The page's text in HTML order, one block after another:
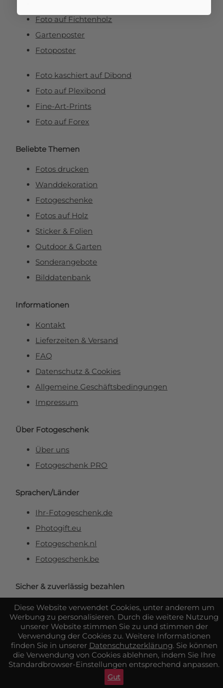
Diese Website verwendet Cookies, unter anderem um
Werbung zu personalisieren. Durch die weitere Nutzung
unserer Website stimmen Sie zu und stimmen der
Verwendung der Cookies zu. Weitere Informationen
finden Sie in unserer Datenschutzerklärung. Sie können
die Verwendung von Cookies ablehnen, indem Sie Ihre
Standardbrowser-Einstellungen entsprechend anpassen.
Gut
Foto auf Fichtenholz
Gartenposter
Fotoposter
Foto kaschiert auf Dibond
Foto auf Plexibond
Fine-Art-Prints
Foto auf Forex
Beliebte Themen
Fotos drucken
Wanddekoration
Fotogeschenke
Fotos auf Holz
Sticker & Folien
Outdoor & Garten
Sonderangebote
Bilddatenbank
Informationen
Kontakt
Lieferzeiten & Versand
FAQ
Datenschutz & Cookies
Allgemeine Geschäftsbedingungen
Impressum
Über Fotogeschenk
Über uns
Fotogeschenk PRO
Sprachen/Länder
Ihr-Fotogeschenk.de
Photogift.eu
Fotogeschenk.nl
Fotogeschenk.be
Sicher & zuverlässig bezahlen